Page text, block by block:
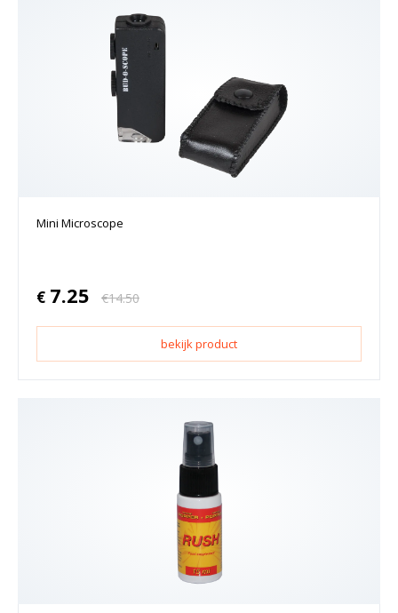
Mini Microscope
€ 7.25 €14.50
bekijk product